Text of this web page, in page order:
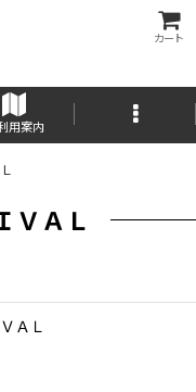
カート
用案内
ＶＡＬ